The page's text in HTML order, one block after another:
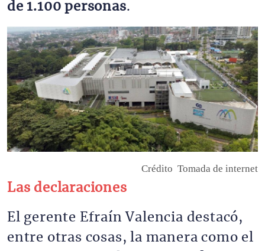
de 1.100 personas.
Imagen
Crédito Tomada de internet
Las declaraciones
El gerente Efraín Valencia destacó,
entre otras cosas, la manera como el